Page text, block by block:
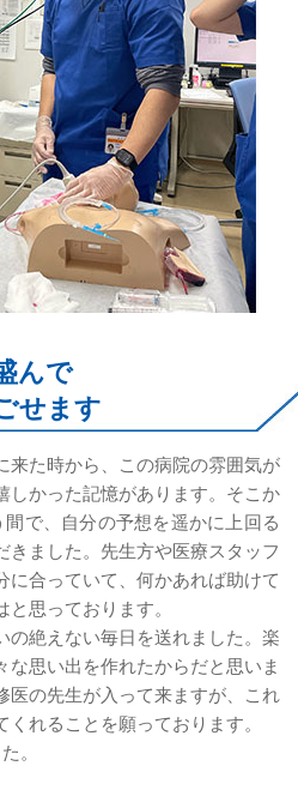
んで
せます
来た時から、この病院の雰囲気が
しかった記憶があります。そこか
で、自分の予想を遥かに上回る
きました。先生方や医療スタッフ
に合っていて、何かあれば助けて
思っております。
の絶えない毎日を送れました。楽
な思い出を作れたからだと思いま
医の先生が入って来ますが、これ
れることを願っております。
。